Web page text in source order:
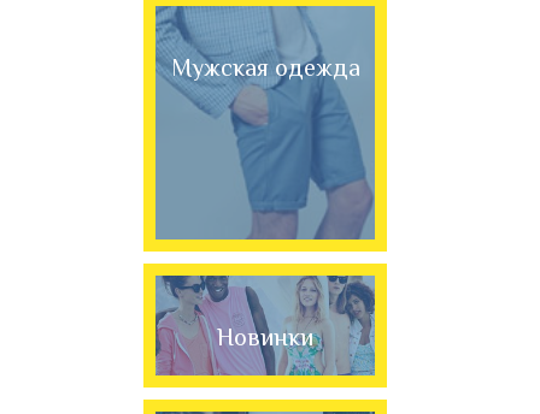
Мужская одежда
Новинки